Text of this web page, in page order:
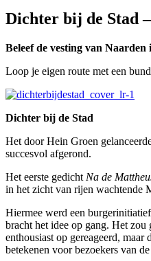
Dichter bij de Stad
Beleef de vesting van
Loop je eigen route met een
Dichter bij de Stad
Het door Hein Groen
succesvol afgerond.
Het eerste gedicht Na de
in het zicht van rijen wachtende
Hiermee werd een
bracht het idee op gang. Het
enthousiast op gereageerd,
betekenen voor bezoekers van